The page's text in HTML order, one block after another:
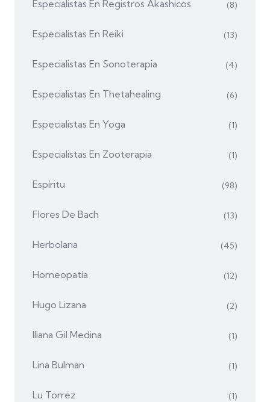
Especialistas En Registros Akashicos (8)
Especialistas En Reiki (13)
Especialistas En Sonoterapia (4)
Especialistas En Thetahealing (6)
Especialistas En Yoga (1)
Especialistas En Zooterapia (1)
Espíritu (98)
Flores De Bach (13)
Herbolaria (45)
Homeopatía (12)
Hugo Lizana (2)
Iliana Gil Medina (1)
Lina Bulman (1)
Lu Torrez (1)